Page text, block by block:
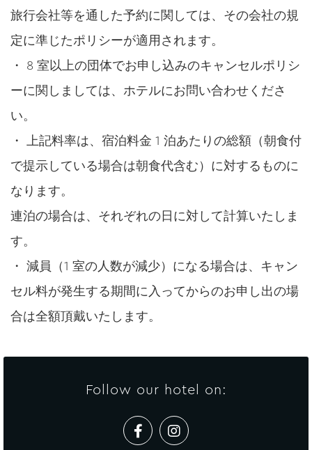
旅行会社等を通した予約に関しては、その会社の規
定に準じたポリシーが適用されます。
・ 8 室以上の団体でお申し込みのキャンセルポリシ
ーに関しましては、ホテルにお問い合わせくださ
い。
・ 上記料率は、宿泊料金 1 泊あたりの総額（朝食付
で提示している場合は朝食代含む）に対するものに
なります。
連泊の場合は、それぞれの日に対して計算いたしま
す。
・ 減員（1 室の人数が減少）になる場合は、キャン
セル料が発生する期間に入ってからのお申し出の場
合は全額頂戴いたします。
Follow our hotel on: